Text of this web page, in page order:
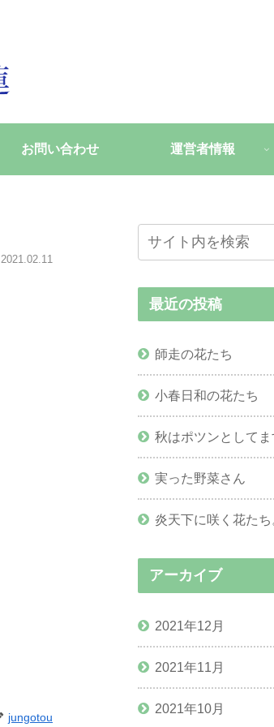
お問い合わせ 運営者情報
2021.02.11
jungotou
最近の投稿
師走の花たち
小春日和の花たち
秋はポツンとしてま
実った野菜さん
炎天下に咲く花たち
アーカイブ
2021年12月
2021年11月
2021年10月